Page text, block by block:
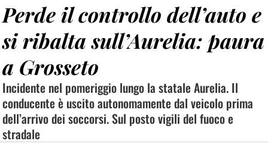
Perde il controllo dell’auto e
si ribalta sull’Aurelia: paura
a Grosseto
Incidente nel pomeriggio lungo la statale Aurelia. Il
conducente è uscito autonomamente dal veicolo prima
dell’arrivo dei soccorsi. Sul posto vigili del fuoco e
stradale